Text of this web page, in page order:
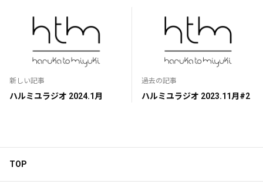
新しい記事
ハルミユラジオ 2024.1月
過去の記事
ハルミユラジオ 2023.11月#2
TOP